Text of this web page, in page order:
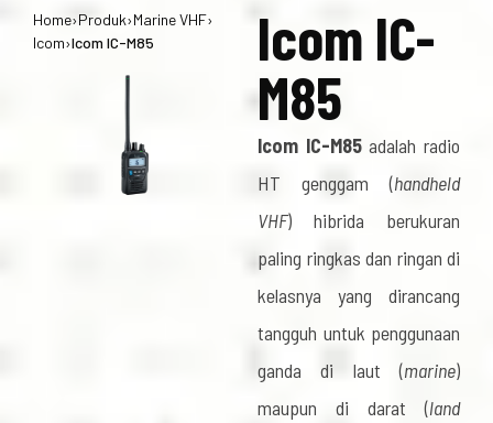
Home›Produk›Marine VHF›
Icom›Icom IC-M85
Icom IC-
M85
Icom IC-M85adalah radio
HT genggam (handheld
VHF) hibrida berukuran
paling ringkas dan ringan di
kelasnya yang dirancang
tangguh untuk penggunaan
ganda di laut (marine)
maupun di darat (land